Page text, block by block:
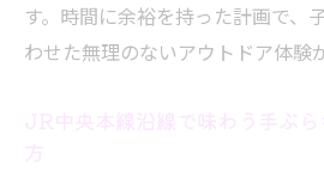
手ぶらキャンプ初心者
ト徹底紹介
す。時間に余裕を持った計画で、
わせた無理のないアウトドア体験